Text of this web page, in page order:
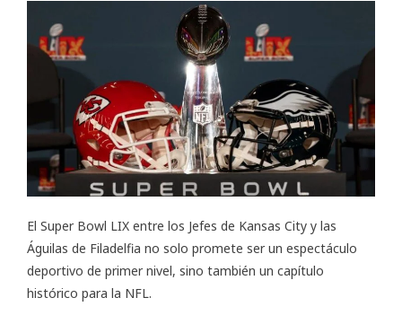
El Super Bowl LIX entre los Jefes de Kansas City y las
Águilas de Filadelfia no solo promete ser un espectáculo
deportivo de primer nivel, sino también un capítulo
histórico para la NFL.